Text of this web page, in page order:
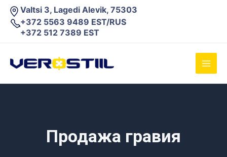
Перейти
содержимому
Valtsi 3, Lagedi Alevik, 75303
+372 5563 9489 EST/RUS
+372 512 7389 EST
Main
Продажа гравия